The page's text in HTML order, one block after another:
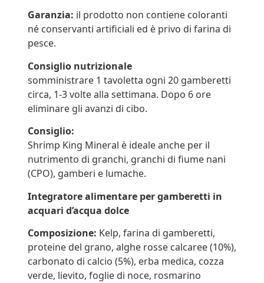
Garanzia: il prodotto non contiene coloranti
né conservanti artificiali ed è privo di farina di
pesce.
Consiglio nutrizionale
somministrare 1 tavoletta ogni 20 gamberetti
circa, 1-3 volte alla settimana. Dopo 6 ore
eliminare gli avanzi di cibo.
Consiglio:
Shrimp King Mineral è ideale anche per il
nutrimento di granchi, granchi di fiume nani
(CPO), gamberi e lumache.
Integratore alimentare per gamberetti in
acquari d’acqua dolce
Composizione: Kelp, farina di gamberetti,
proteine del grano, alghe rosse calcaree (10%),
carbonato di calcio (5%), erba medica, cozza
verde, lievito, foglie di noce, rosmarino